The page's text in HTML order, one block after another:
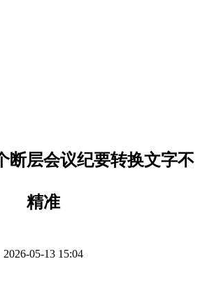
断层会议纪要转换文字不
精准
2026-05-13 15:04